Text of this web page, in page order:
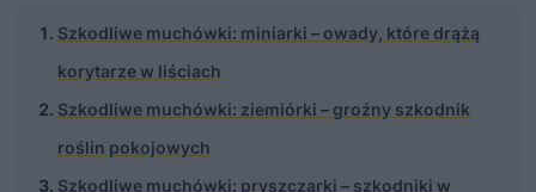
Szkodliwe muchówki: miniarki – owady, które drążą
korytarze w liściach
Szkodliwe muchówki: ziemiórki – groźny szkodnik
roślin pokojowych
Szkodliwe muchówki: pryszczarki – szkodniki w